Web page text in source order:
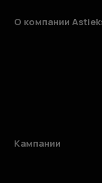
О компании
Кампании